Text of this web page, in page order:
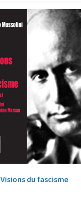
Visions du fascisme